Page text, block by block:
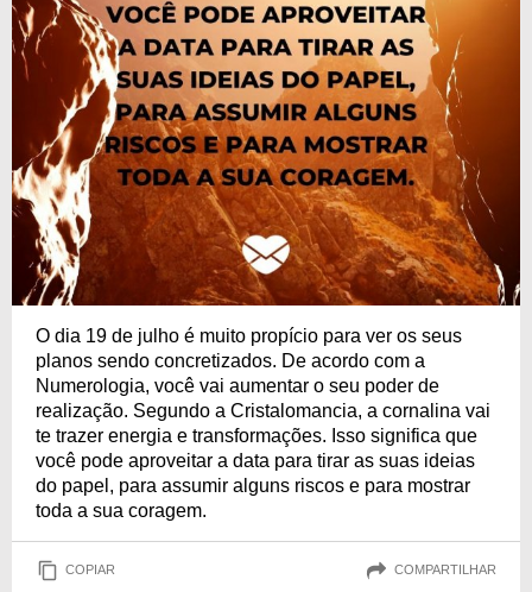
O dia 19 de julho é muito propício para ver os seus
planos sendo concretizados. De acordo com a
Numerologia, você vai aumentar o seu poder de
realização. Segundo a Cristalomancia, a cornalina vai
te trazer energia e transformações. Isso significa que
você pode aproveitar a data para tirar as suas ideias
do papel, para assumir alguns riscos e para mostrar
toda a sua coragem.
COPIAR COMPARTILHAR